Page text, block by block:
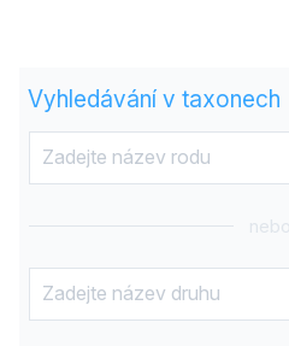
Vyhledávání v taxonech
nebo